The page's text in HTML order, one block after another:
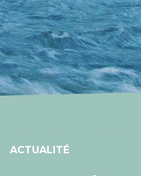
ACTUALITÉ